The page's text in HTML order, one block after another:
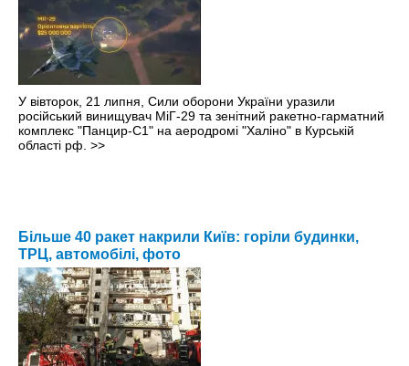
У вівторок, 21 липня, Сили оборони України уразили
російський винищувач МіГ-29 та зенітний ракетно-гарматний
комплекс "Панцир-С1" на аеродромі "Халіно" в Курській
області рф. >>
Більше 40 ракет накрили Київ: горіли будинки,
ТРЦ, автомобілі, фото